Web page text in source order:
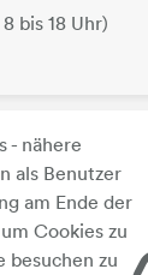
bis 18 Uhr)
- nähere
als Benutzer
am Ende der
Cookies zu
besuchen zu